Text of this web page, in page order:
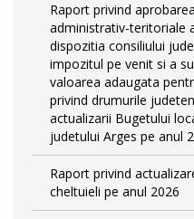
Raport privind
administrativ-teritoriale
dispozitia consiliului
impozitul pe venit si a
valoarea adaugata
privind drumurile
actualizarii Bugetului
judetului Arges pe anul
Raport privind
cheltuieli pe anul 2026